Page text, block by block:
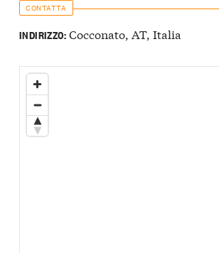
CONTATTA
INDIRIZZO:Cocconato, AT, Italia